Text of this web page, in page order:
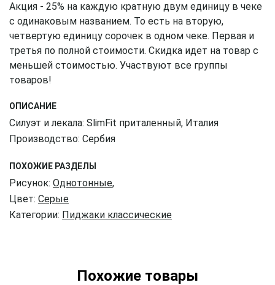
Акция - 25% на каждую кратную двум единицу в чеке
с одинаковым названием. То есть на вторую,
четвертую единицу сорочек в одном чеке. Первая и
третья по полной стоимости. Скидка идет на товар с
меньшей стоимостью. Участвуют все группы
товаров!
ОПИСАНИЕ
Силуэт и лекала: SlimFit приталенный, Италия
Производство: Сербия
ПОХОЖИЕ РАЗДЕЛЫ
Рисунок: Однотонные,
Цвет: Серые
Категории: Пиджаки классические
Похожие товары